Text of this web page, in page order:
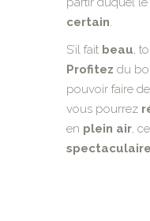
certain.
S’il fait beau,
Profitez du
pouvoir faire
vous pourrez
en plein air,
spectaculaire